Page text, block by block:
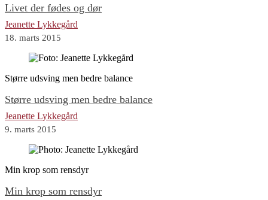
Livet der fødes og dør
Jeanette Lykkegård
18. marts 2015
Større udsving men bedre balance
Større udsving men bedre balance
Jeanette Lykkegård
9. marts 2015
Min krop som rensdyr
Min krop som rensdyr